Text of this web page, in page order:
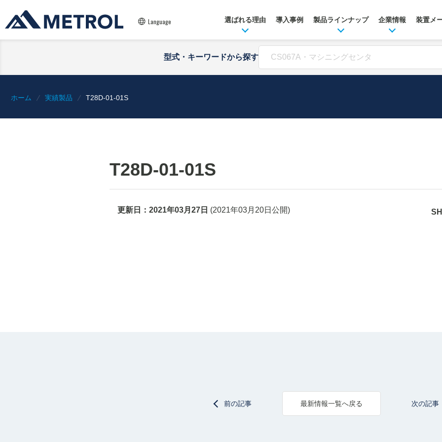
Language 選ばれる理由 導入事例 製品ラインナップ 企業情報 装置メ
型式・キーワードから探す
ホーム 実績製品 T28D-01-01S
T28D-01-01S
更新日： 2021年03月27日 (2021年03月20日 公開)
前の記事 最新情報一覧へ戻る 次の記事